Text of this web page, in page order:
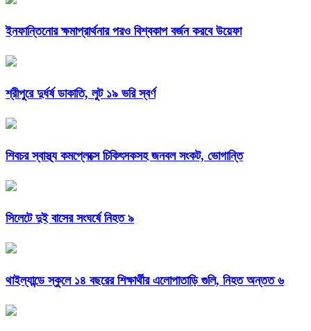
ইনফান্তিনোর ক্ষমাপ্রার্থনার পরও বিশ্বকাপ বর্জন করবে উয়েফা
শ্রীপুরে দুর্ধর্ষ ডাকাতি, লুট ১৯ ভরি স্বর্ণ
শিবচর স্বাস্থ্য কমপ্লেক্সে চিকিৎসকসহ জনবল সংকট, ভোগান্তি
সিলেটে দুই বাসের সংঘর্ষে নিহত ৯
থাইল্যান্ডে স্কুলে ১৪ বছরের শিক্ষার্থীর এলোপাতাড়ি গুলি, নিহত অন্তত ৬